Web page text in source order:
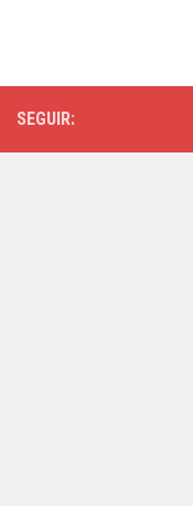
SEGUIR: